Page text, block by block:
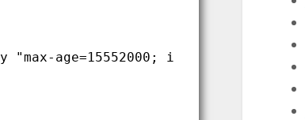
age=15552000; includeSubDomains"